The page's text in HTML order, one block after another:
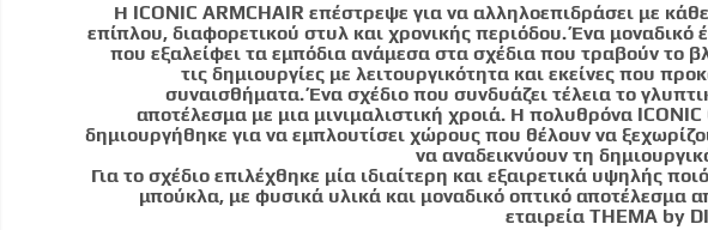
Η ICONIC ARMCHAIR επέστρεψε για να αλληλοεπιδράσει με
επίπλου, διαφορετικού στυλ και χρονικής περιόδου. Ένα μοναδικό
που εξαλείφει τα εμπόδια ανάμεσα στα σχέδια που τραβούν το
τις δημιουργίες με λειτουργικότητα και εκείνες που
συναισθήματα. Ένα σχέδιο που συνδυάζει τέλεια το
αποτέλεσμα με μια μινιμαλιστική χροιά. Η πολυθρόνα ICONIC
δημιουργήθηκε για να εμπλουτίσει χώρους που θέλουν να
να αναδεικνύουν τη
Για το σχέδιο επιλέχθηκε μία ιδιαίτερη και εξαιρετικά υψηλής
μπούκλα, με φυσικά υλικά και μοναδικό οπτικό αποτέλεσμα
εταιρεία THEMA by